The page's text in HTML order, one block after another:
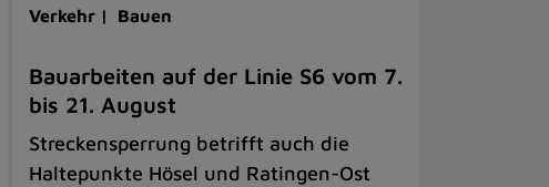
Verkehr | Bauen
Bauarbeiten auf der Linie S6 vom 7.
bis 21. August
Streckensperrung betrifft auch die
Haltepunkte Hösel und Ratingen-Ost